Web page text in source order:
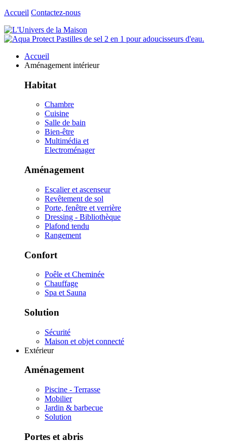
Accueil Contactez-nous
Accueil
Aménagement intérieur
Habitat
Chambre
Cuisine
Salle de bain
Bien-être
Multimédia et
Electroménager
Aménagement
Escalier et ascenseur
Revêtement de sol
Porte, fenêtre et verrière
Dressing - Bibliothèque
Plafond tendu
Rangement
Confort
Poêle et Cheminée
Chauffage
Spa et Sauna
Solution
Sécurité
Maison et objet connecté
Extérieur
Aménagement
Piscine - Terrasse
Mobilier
Jardin & barbecue
Solution
Portes et abris